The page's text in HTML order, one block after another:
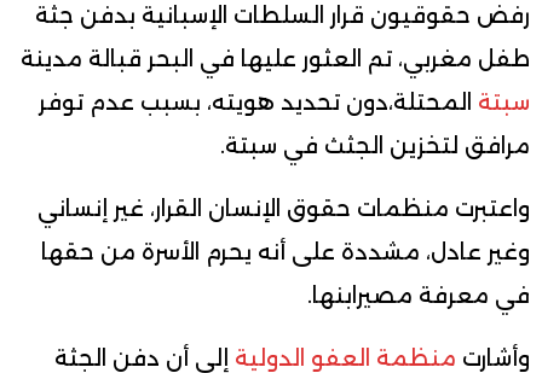
رفض حقوقيون قرار السلطات الإسبانية بدفن جثة
طفل مغربي، تم العثور عليها في البحر قبالة مدينة
سبتة المحتلة،دون تحديد هويته، بسبب عدم توفر
مرافق لتخزين الجثث في سبتة.
واعتبرت منظمات حقوق الإنسان القرار، غير إنساني
وغير عادل، مشددة على أنه يحرم الأسرة من حقها
في معرفة مصير ابنها.
وأشارت منظمة العفو الدولية إلى أن دفن الجثة